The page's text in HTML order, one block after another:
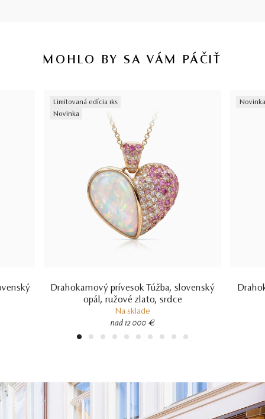
MOHLO BY SA VÁM PÁČIŤ
Limitovaná edícia 1ks
Novinka
Drahokamový prívesok Túžba, slovenský
opál, ružové zlato, srdce
Na sklade
nad 12 000 €
Novinka
1 2 3 4 5 6 7 8 9 10